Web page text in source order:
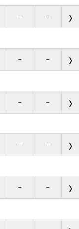
– –
– –
– –
– –
– –